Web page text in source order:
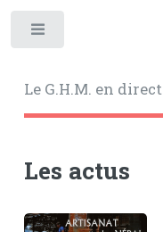
Le G.H.M. en direct
Les actus